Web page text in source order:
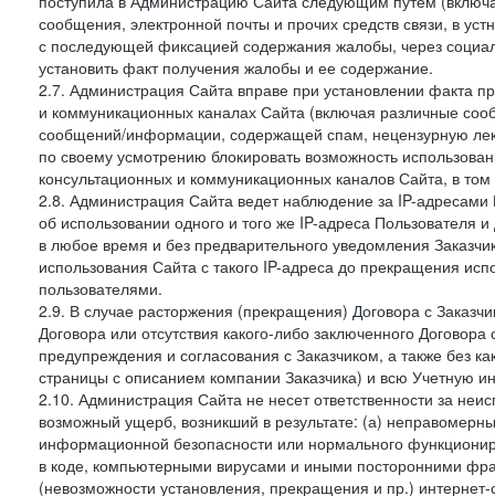
сообщения, электронной почты и прочих средств связи, в
с последующей фиксацией содержания жалобы, через
установить факт получения жалобы и ее содержание.
2.7. Администрация Сайта вправе при установлении факта
и коммуникационных каналах Сайта (включая различные
сообщений/информации, содержащей спам, нецензурную
по своему усмотрению блокировать возможность
консультационных и коммуникационных каналов Сайта, в
2.8. Администрация Сайта ведет наблюдение за IP-
об использовании одного и того же IP-адреса Пользователя
в любое время и без предварительного уведомления
использования Сайта с такого IP-адреса до прекращения
пользователями.
2.9. В случае расторжения (прекращения) Договора с
Договора или отсутствия какого-либо заключенного
предупреждения и согласования с Заказчиком, а также без
страницы с описанием компании Заказчика) и всю Учетную
2.10. Администрация Сайта не несет ответственности за
возможный ущерб, возникший в результате: (а)
информационной безопасности или нормального
в коде, компьютерными вирусами и иными посторонними
(невозможности установления, прекращения и пр.)